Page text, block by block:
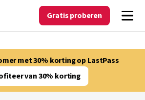
Gratis proberen
met 30% korting op LastPass
van 30% korting